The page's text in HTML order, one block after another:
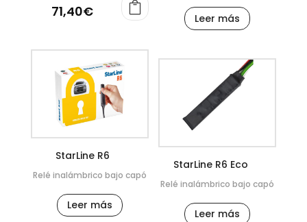
71,40€ Leer más
StarLine R6
Relé inalámbrico bajo capó
Leer más
StarLine R6 Eco
Relé inalámbrico bajo capó
Leer más